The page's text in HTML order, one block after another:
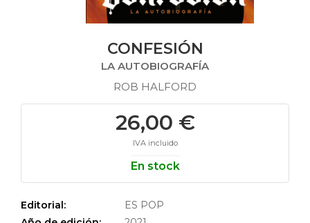
CONFESIÓN
LA AUTOBIOGRAFÍA
ROB HALFORD
26,00 €
IVA incluido
En stock
Editorial:
ES POP